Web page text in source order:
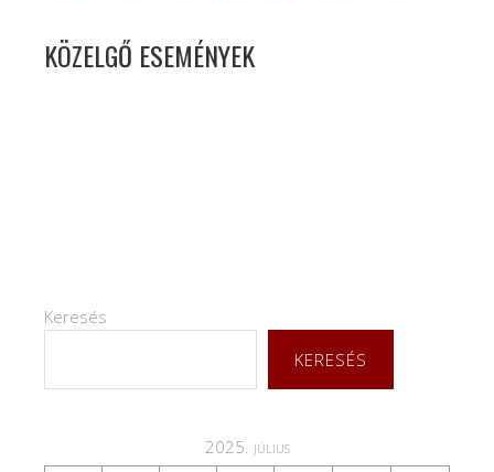
KÖZELGŐ ESEMÉNYEK
Keresés
KERESÉS
2025. július